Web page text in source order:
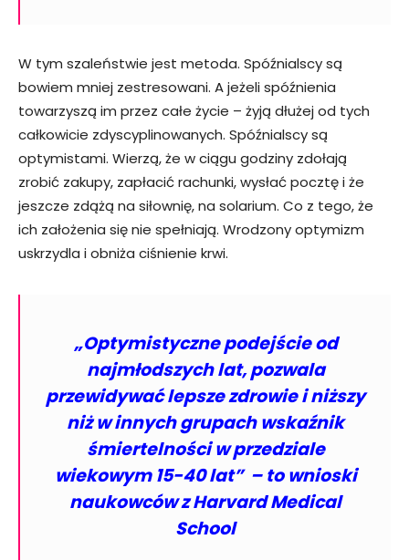
W tym szaleństwie jest metoda. Spóźnialscy są
bowiem mniej zestresowani. A jeżeli spóźnienia
towarzyszą im przez całe życie – żyją dłużej od tych
całkowicie zdyscyplinowanych. Spóźnialscy są
optymistami. Wierzą, że w ciągu godziny zdołają
zrobić zakupy, zapłacić rachunki, wysłać pocztę i że
jeszcze zdążą na siłownię, na solarium. Co z tego, że
ich założenia się nie spełniają. Wrodzony optymizm
uskrzydla i obniża ciśnienie krwi.
„Optymistyczne podejście od
najmłodszych lat, pozwala
przewidywać lepsze zdrowie i niższy
niż w innych grupach wskaźnik
śmiertelności w przedziale
wiekowym 15-40 lat” – to wnioski
naukowców z Harvard Medical
School